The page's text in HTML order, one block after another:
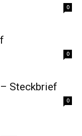
0
0
Steckbrief
0